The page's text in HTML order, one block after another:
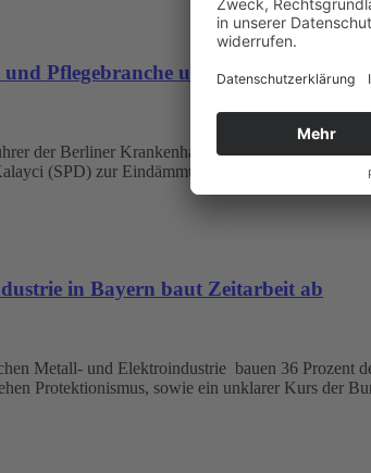
Pflegebranche unterstützt
der Berliner Krankenhausgesellschaft und
(SPD) zur Eindämmung der Leiharbeit in der
in Bayern baut Zeitarbeit ab
Metall- und Elektroindustrie bauen 36 Prozent
Protektionismus, sowie ein unklarer Kurs der